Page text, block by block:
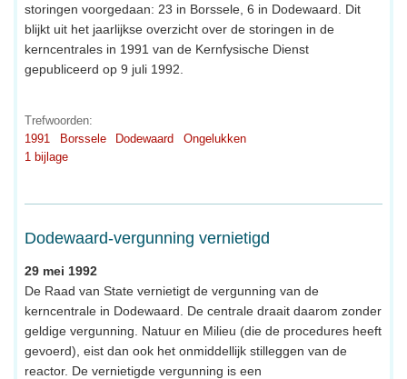
storingen voorgedaan: 23 in Borssele, 6 in Dodewaard. Dit
blijkt uit het jaarlijkse overzicht over de storingen in de
kerncentrales in 1991 van de Kernfysische Dienst
gepubliceerd op 9 juli 1992.
Trefwoorden:
1991
Borssele Dodewaard
Ongelukken
1 bijlage
Dodewaard-vergunning vernietigd
29 mei 1992
De Raad van State vernietigt de vergunning van de
kerncentrale in Dodewaard. De centrale draait daarom zonder
geldige vergunning. Natuur en Milieu (die de procedures heeft
gevoerd), eist dan ook het onmiddellijk stilleggen van de
reactor. De vernietigde vergunning is een